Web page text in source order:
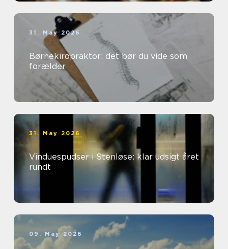
31. May 2026
Børnekiropraktor: det bør du vide som
forælder
31. May 2026
Vinduespudser i Stenløse: klar udsigt året
rundt
09. May 2026